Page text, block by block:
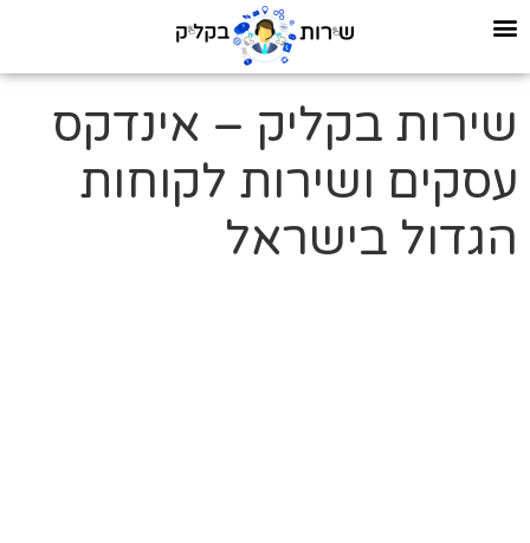
שירות בקליק – אינדקס
עסקים ושירות לקוחות
הגדול בישראל